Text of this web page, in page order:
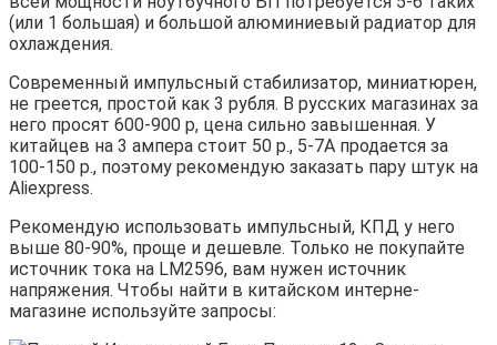
(или 1 большая) и большой алюминиевый радиатор для
охлаждения.
Современный импульсный стабилизатор, миниатюрен,
не греется, простой как 3 рубля. В русских магазинах за
него просят 600-900 р, цена сильно завышенная. У
китайцев на 3 ампера стоит 50 р., 5-7А продается за
100-150 р., поэтому рекомендую заказать пару штук на
Aliexpress.
Рекомендую использовать импульсный, КПД у него
выше 80-90%, проще и дешевле. Только не покупайте
источник тока на LM2596, вам нужен источник
напряжения. Чтобы найти в китайском интерне-
магазине используйте запросы: